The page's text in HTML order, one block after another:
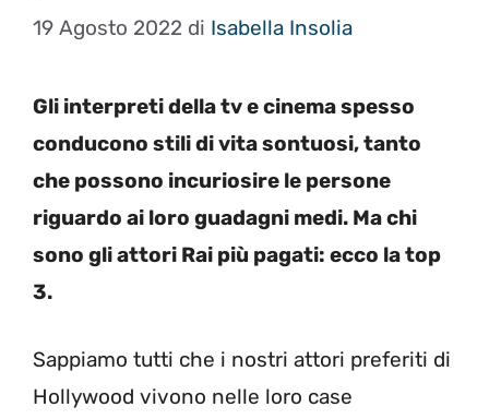
19 Agosto 2022 di Isabella Insolia
Gli interpreti della tv e cinema spesso
conducono stili di vita sontuosi, tanto
che possono incuriosire le persone
riguardo ai loro guadagni medi. Ma chi
sono gli attori Rai più pagati: ecco la top
3.
Sappiamo tutti che i nostri attori preferiti di
Hollywood vivono nelle loro case